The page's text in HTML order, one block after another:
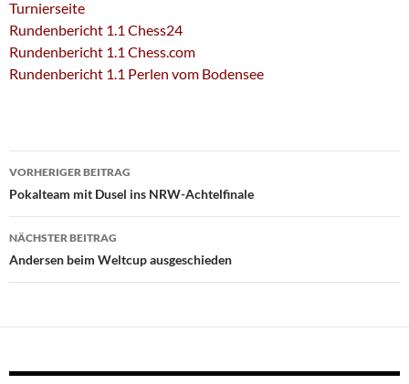
Turnierseite
Rundenbericht 1.1 Chess24
Rundenbericht 1.1 Chess.com
Rundenbericht 1.1 Perlen vom Bodensee
Beitragsnavigation
VORHERIGER BEITRAG
Pokalteam mit Dusel ins NRW-Achtelfinale
NÄCHSTER BEITRAG
Andersen beim Weltcup ausgeschieden